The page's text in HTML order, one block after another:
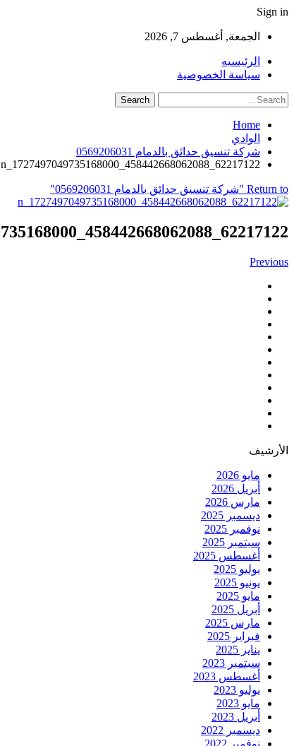
Sign in
الجمعة, أغسطس 7, 2026
الرئيسيه
سياسة الخصوصية
Home
الوادي
شركة تنسيق حدائق بالدمام 0569206031
62217122_458442668062088_1727497049735168000_n
Return to "شركة تنسيق حدائق بالدمام 0569206031"
62217122_458442668062088_1727497049735168000_n
Previous
الأرشيف
مايو 2026
أبريل 2026
مارس 2026
ديسمبر 2025
نوفمبر 2025
سبتمبر 2025
أغسطس 2025
يوليو 2025
يونيو 2025
مايو 2025
أبريل 2025
مارس 2025
فبراير 2025
يناير 2025
سبتمبر 2023
أغسطس 2023
يوليو 2023
مايو 2023
أبريل 2023
ديسمبر 2022
نوفمبر 2022